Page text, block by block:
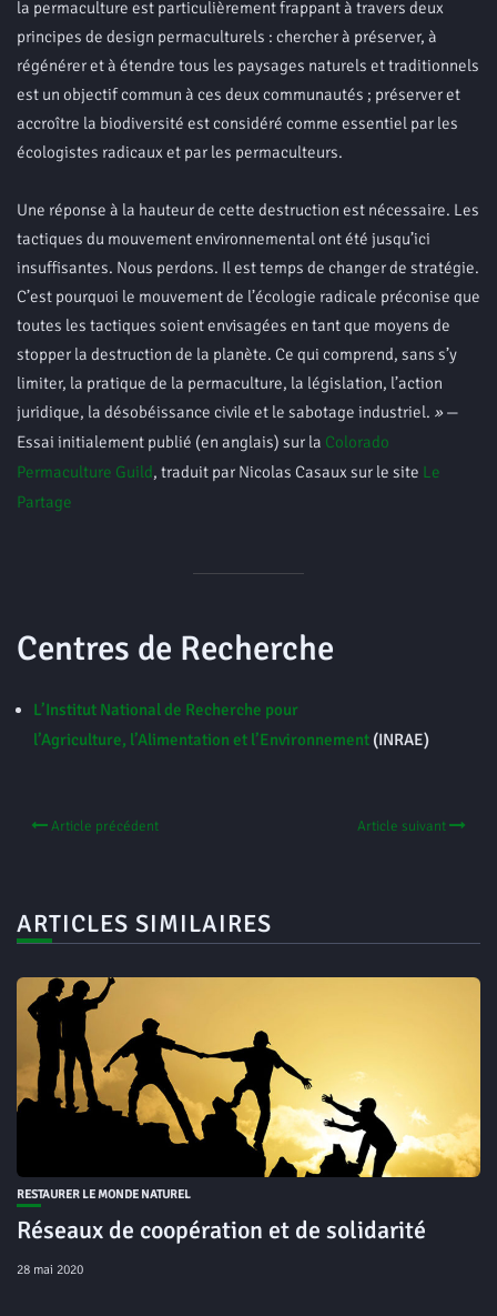
la permaculture est particulièrement frappant à travers deux
principes de design permaculturels : chercher à préserver, à
régénérer et à étendre tous les paysages naturels et traditionnels
est un objectif commun à ces deux communautés ; préserver et
accroître la biodiversité est considéré comme essentiel par les
écologistes radicaux et par les permaculteurs.
Une réponse à la hauteur de cette destruction est nécessaire. Les
tactiques du mouvement environnemental ont été jusqu’ici
insuffisantes. Nous perdons. Il est temps de changer de stratégie.
C’est pourquoi le mouvement de l’écologie radicale préconise que
toutes les tactiques soient envisagées en tant que moyens de
stopper la destruction de la planète. Ce qui comprend, sans s’y
limiter, la pratique de la permaculture, la législation, l’action
juridique, la désobéissance civile et le sabotage industriel. » —
Essai initialement publié (en anglais) sur la Colorado
Permaculture Guild, traduit par Nicolas Casaux sur le site Le
Partage
Centres de Recherche
L’Institut National de Recherche pour
l’Agriculture, l’Alimentation et l’Environnement (INRAE)
Article précédent Article suivant
ARTICLES SIMILAIRES
RESTAURER LE MONDE NATUREL
Réseaux de coopération et de solidarité
28 mai 2020